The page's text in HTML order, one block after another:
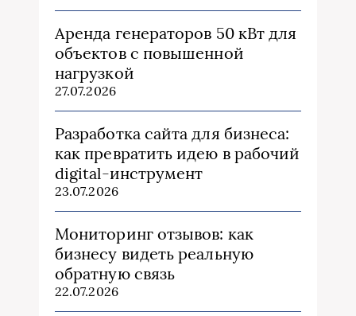
Аренда генераторов 50 кВт для
объектов с повышенной
нагрузкой
27.07.2026
Разработка сайта для бизнеса:
как превратить идею в рабочий
digital-инструмент
23.07.2026
Мониторинг отзывов: как
бизнесу видеть реальную
обратную связь
22.07.2026